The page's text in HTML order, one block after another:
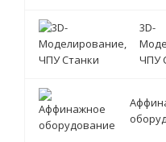
3D-
ЧПУ